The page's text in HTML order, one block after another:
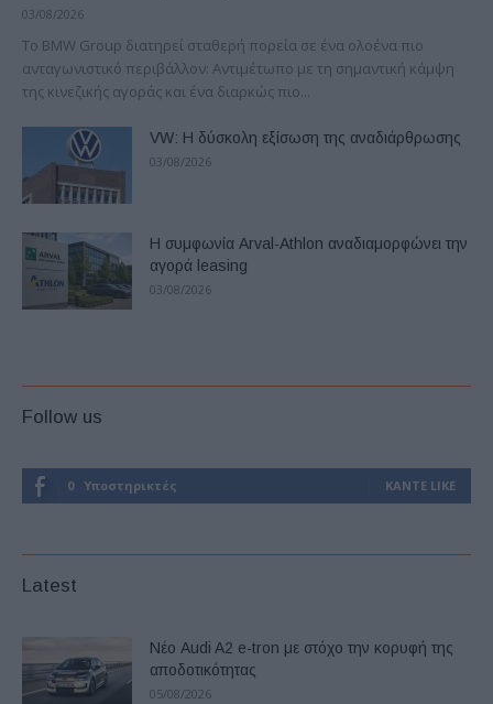
03/08/2026
Το BMW Group διατηρεί σταθερή πορεία σε ένα ολοένα πιο
ανταγωνιστικό περιβάλλον: Αντιμέτωπο με τη σημαντική κάμψη
της κινεζικής αγοράς και ένα διαρκώς πιο...
VW: Η δύσκολη εξίσωση της αναδιάρθρωσης
03/08/2026
Η συμφωνία Arval-Athlon αναδιαμορφώνει την
αγορά leasing
03/08/2026
Follow us
0 Υποστηρικτές ΚΆΝΤΕ LIKE
Latest
Νέο Audi A2 e-tron με στόχο την κορυφή της
αποδοτικότητας
05/08/2026